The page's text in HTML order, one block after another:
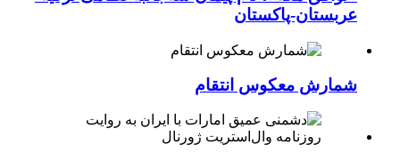
عربستان-پاکستان
شمارش معکوس انتقام